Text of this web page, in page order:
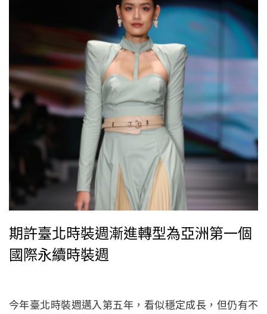
期許臺北時裝週漸進轉型為亞洲第一個
國際永續時裝週
今年臺北時裝週邁入第五年，看似穩定成長，但仍有不